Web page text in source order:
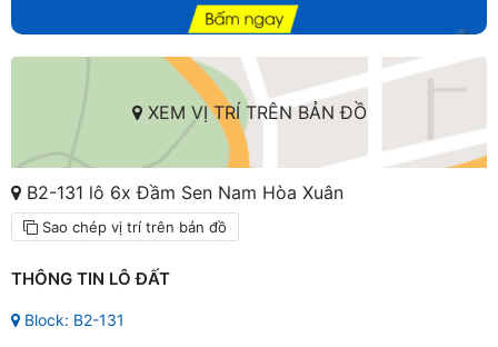
XEM VỊ TRÍ TRÊN BẢN ĐỒ
B2-131 lô 6x Đầm Sen Nam Hòa Xuân
Sao chép vị trí trên bản đồ
THÔNG TIN LÔ ĐẤT
Block: B2-131